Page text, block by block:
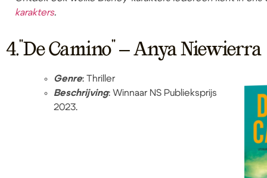
karakters.
4."De Camino" – Anya Niewierra
Genre: Thriller
Beschrijving: Winnaar NS Publieksprijs
2023.